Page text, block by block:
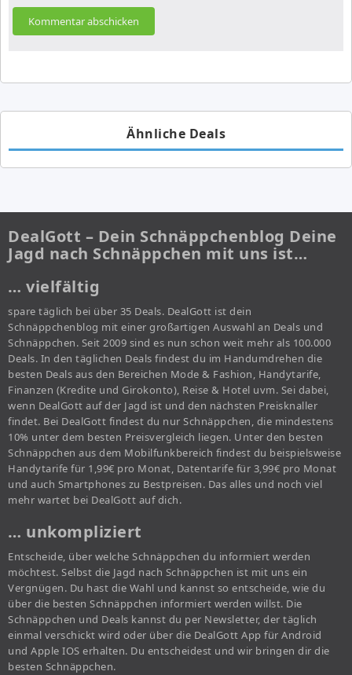
Ähnliche Deals
DealGott – Dein Schnäppchenblog Deine
Jagd nach Schnäppchen mit uns ist…
… vielfältig
spare täglich bei über 35 Deals. DealGott ist dein
Schnäppchenblog mit einer großartigen Auswahl an Deals und
Schnäppchen. Seit 2009 sind es nun schon weit mehr als 100.000
Deals. In den täglichen Deals findest du im Handumdrehen die
besten Deals aus den Bereichen Mode & Fashion, Handytarife,
Finanzen (Kredite und Girokonto), Reise & Hotel uvm. Sei dabei,
wenn DealGott auf der Jagd ist und den nächsten Preisknaller
findet. Bei DealGott findest du nur Schnäppchen, die mindestens
10% unter dem besten Preisvergleich liegen. Unter den besten
Schnäppchen aus dem Mobilfunkbereich findest du beispielsweise
Handytarife für 1,99€ pro Monat, Datentarife für 3,99€ pro Monat
und auch Smartphones zu Bestpreisen. Das alles und noch viel
mehr wartet bei DealGott auf dich.
… unkompliziert
Entscheide, über welche Schnäppchen du informiert werden
möchtest. Selbst die Jagd nach Schnäppchen ist mit uns ein
Vergnügen. Du hast die Wahl und kannst so entscheide, wie du
über die besten Schnäppchen informiert werden willst. Die
Schnäppchen und Deals kannst du per Newsletter, der täglich
einmal verschickt wird oder über die DealGott App für Android
und Apple IOS erhalten. Du entscheidest und wir bringen dir die
besten Schnäppchen.